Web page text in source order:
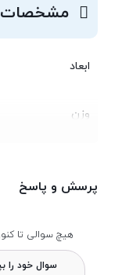
مشخصات
ابعاد
وزن
مشخصات
سازنده پردازنده
پرسش و پاسخ
هیچ سوالی تا
سوال خود را